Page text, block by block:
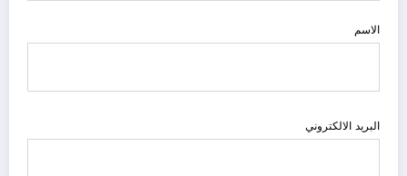
الاسم
البريد الالكتروني